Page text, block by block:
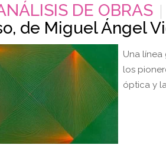
DE OBRAS
de Miguel Ángel
Una línea
los
óptica y